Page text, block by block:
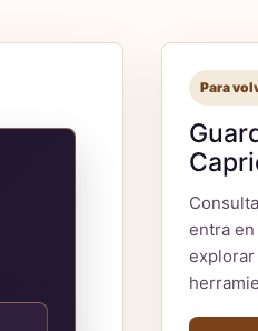
Para
entra
explorar